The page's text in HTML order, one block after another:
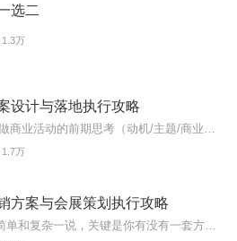
选二
1.3万
设计与落地执行攻略
1.7万
方案与会展策划执行攻略